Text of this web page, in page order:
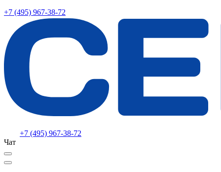
+7 (495) 967-38-72
+7 (495) 967-38-72
Чат